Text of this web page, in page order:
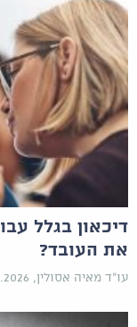
דיכאון בגלל
את העובד?
עו"ד מאיה אסולין, 23.07.2026